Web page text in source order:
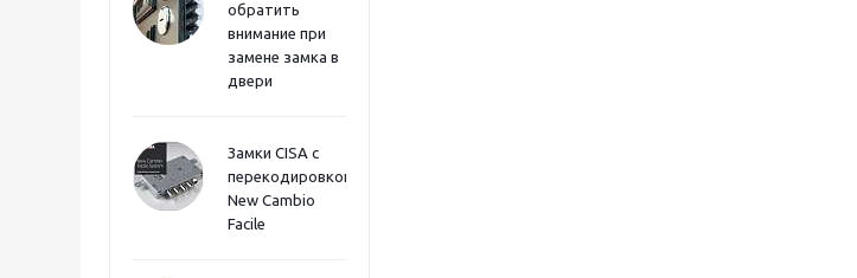
обратить
внимание при
замене замка в
двери
Замки CISA с
перекодировкой
New Cambio
Facile